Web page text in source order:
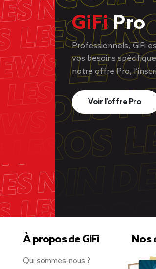
GiFiPro
Professionnels, GiFi
vos besoins
notre offre Pro,
Voir l’offre Pro
À propos de GiFi
Qui sommes-nous ?
Nos